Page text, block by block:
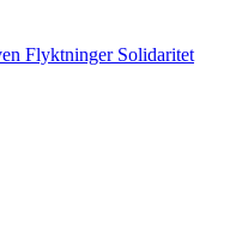
Flyktninger Solidaritet